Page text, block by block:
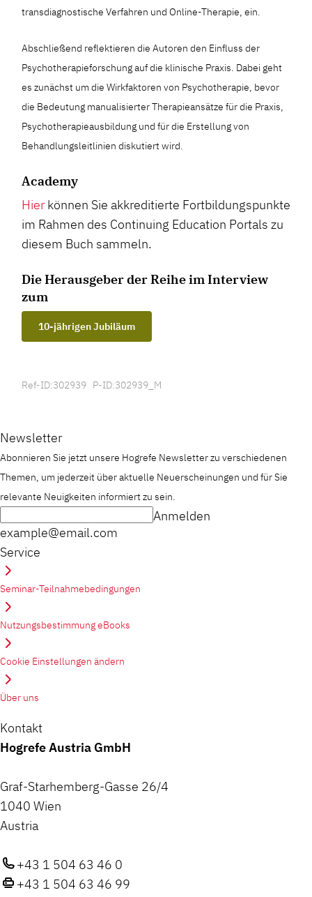
transdiagnostische Verfahren und Online-Therapie, ein.
Abschließend reflektieren die Autoren den Einfluss der
Psychotherapieforschung auf die klinische Praxis. Dabei geht
es zunächst um die Wirkfaktoren von Psychotherapie, bevor
die Bedeutung manualisierter Therapieansätze für die Praxis,
Psychotherapieausbildung und für die Erstellung von
Behandlungsleitlinien diskutiert wird.
Academy
Hierkönnen Sie akkreditierte Fortbildungspunkte
im Rahmen des Continuing Education Portals zu
diesem Buch sammeln.
Die Herausgeber der Reihe im Interview
zum
10-jährigen Jubiläum
Ref-ID:302939 P-ID:302939_M
Newsletter
Abonnieren Sie jetzt unsere Hogrefe Newsletter zu verschiedenen
Themen, um jederzeit über aktuelle Neuerscheinungen und für Sie
relevante Neuigkeiten informiert zu sein.
example@email.com
Anmelden
Service
Seminar-Teilnahmebedingungen
Nutzungsbestimmung eBooks
Cookie Einstellungen ändern
Über uns
Kontakt
Hogrefe Austria GmbH
Graf-Starhemberg-Gasse 26/4
1040 Wien
Austria
+43 1 504 63 46 0
+43 1 504 63 46 99